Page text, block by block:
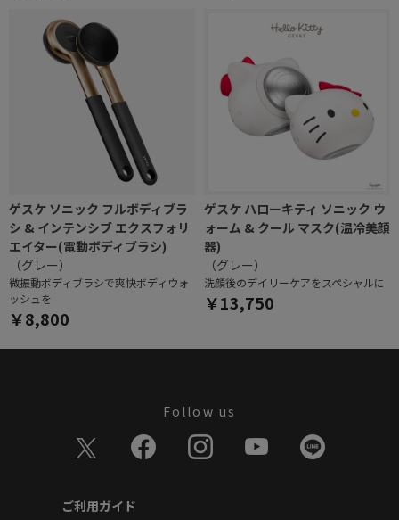
ゲスケ ソニック フルボディブラ
シ & インテンシブ エクスフォリ
エイター(電動ボディブラシ)
（グレー）
微振動ボディブラシで爽快ボディウォ
ッシュを
￥8,800
ゲスケ ハローキティ ソニック ウ
ォーム & クール マスク(温冷美顔
器)
（グレー）
洗顔後のデイリーケアをスペシャルに
￥13,750
Follow us
ご利用ガイド